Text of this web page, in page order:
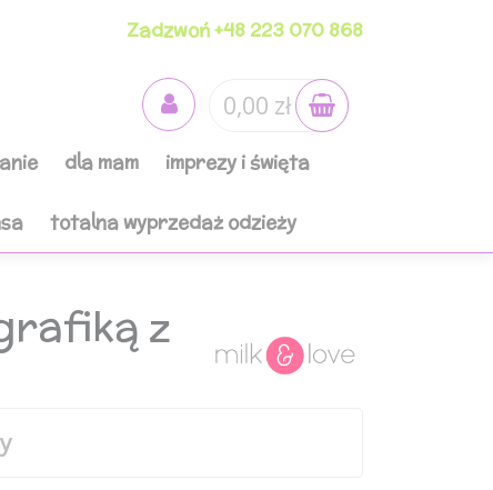
Zadzwoń +48 223 070 868
0,00 zł
dla mam imprezy i święta
totalna wyprzedaż odzieży
z